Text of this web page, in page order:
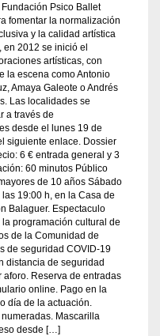
Fundación Psico Ballet
fomentar la normalización
y la calidad artística
2012 se inició el
artísticas, con
la escena como Antonio
Amaya Galeote o Andrés
Las localidades se
a través de
desde el lunes 19 de
siguiente enlace. Dossier
6 € entrada general y 3
60 minutos Público
de 10 años Sábado
19:00 h, en la Casa de
Balaguer. Espectaculo
programación cultural de
de la Comunidad de
de seguridad COVID-19
distancia de seguridad
aforo. Reserva de entradas
online. Pago en la
día de la actuación.
Mascarilla
desde […]